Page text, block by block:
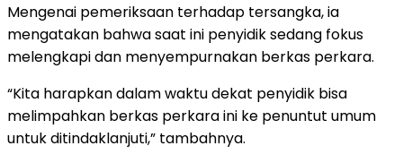
Mengenai pemeriksaan terhadap tersangka, ia
mengatakan bahwa saat ini penyidik sedang fokus
melengkapi dan menyempurnakan berkas perkara.
“Kita harapkan dalam waktu dekat penyidik bisa
melimpahkan berkas perkara ini ke penuntut umum
untuk ditindaklanjuti,” tambahnya.